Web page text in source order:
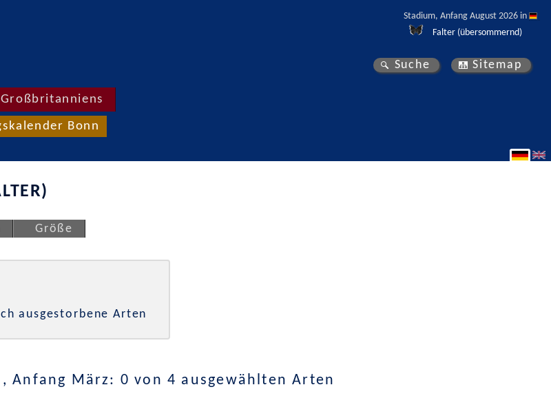
Stadium, Anfang August 2026 in
Falter (übersommernd)
Bonn
Suche Sitemap
Größe
ausgestorbene Arten
Anfang März: 0 von 4 ausgewählten Arten